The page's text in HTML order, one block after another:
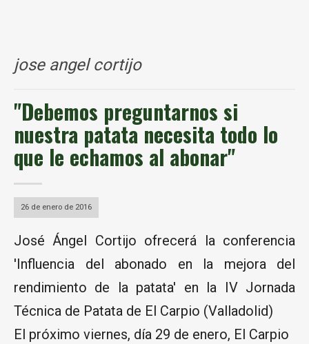
jose angel cortijo
"Debemos preguntarnos si
nuestra patata necesita todo lo
que le echamos al abonar"
26 de enero de 2016
José Ángel Cortijo ofrecerá la conferencia
'Influencia del abonado en la mejora del
rendimiento de la patata' en la IV Jornada
Técnica de Patata de El Carpio (Valladolid)
El próximo viernes, día 29 de enero, El Carpio